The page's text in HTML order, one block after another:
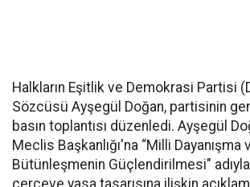
Halkların Eşitlik ve Demokrasi Partisi
Sözcüsü Ayşegül Doğan, partisinin
basın toplantısı düzenledi. Ayşegül
Meclis Başkanlığı'na “Milli Dayanışma
Bütünleşmenin Güçlendirilmesi"